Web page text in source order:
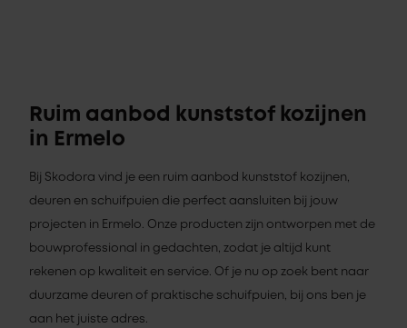
Ruim aanbod kunststof kozijnen
in Ermelo
Bij Skodora vind je een ruim aanbod kunststof kozijnen,
deuren en schuifpuien die perfect aansluiten bij jouw
projecten in Ermelo. Onze producten zijn ontworpen met de
bouwprofessional in gedachten, zodat je altijd kunt
rekenen op kwaliteit en service. Of je nu op zoek bent naar
duurzame deuren of praktische schuifpuien, bij ons ben je
aan het juiste adres.